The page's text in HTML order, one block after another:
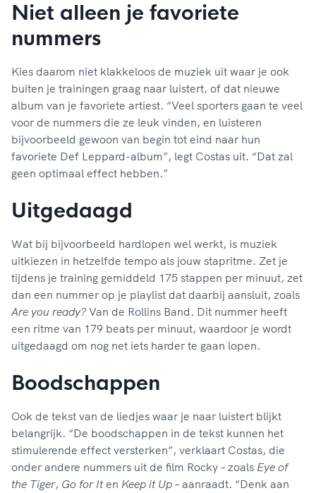
Niet alleen je favoriete
nummers
Kies daarom niet klakkeloos de muziek uit waar je ook
buiten je trainingen graag naar luistert, of dat nieuwe
album van je favoriete artiest. “Veel sporters gaan te veel
voor de nummers die ze leuk vinden, en luisteren
bijvoorbeeld gewoon van begin tot eind naar hun
favoriete Def Leppard-album”, legt Costas uit. “Dat zal
geen optimaal effect hebben.”
Uitgedaagd
Wat bij bijvoorbeeld hardlopen wel werkt, is muziek
uitkiezen in hetzelfde tempo als jouw stapritme. Zet je
tijdens je training gemiddeld 175 stappen per minuut, zet
dan een nummer op je playlist dat daarbij aansluit, zoals
Are you ready?Van de Rollins Band. Dit nummer heeft
een ritme van 179 beats per minuut, waardoor je wordt
uitgedaagd om nog net iets harder te gaan lopen.
Boodschappen
Ook de tekst van de liedjes waar je naar luistert blijkt
belangrijk. “De boodschappen in de tekst kunnen het
stimulerende effect versterken”, verklaart Costas, die
onder andere nummers uit de film Rocky – zoals Eye of
the Tiger, Go for Iten Keep it Up – aanraadt. “Denk aan